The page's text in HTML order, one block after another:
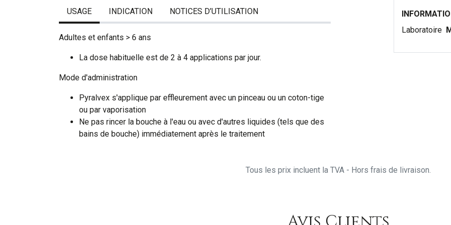
USAGE INDICATION NOTICES D’UTILISATION
Adultes et enfants > 6 ans
La dose habituelle est de 2 à 4 applications par jour.
Mode d'administration
Pyralvex s'applique par effleurement avec un pinceau ou un coton-tige
ou par vaporisation
Ne pas rincer la bouche à l'eau ou avec d'autres liquides (tels que des
bains de bouche) immédiatement après le traitement
Laboratoire
Tous les prix incluent la TVA - Hors frais de livraison.